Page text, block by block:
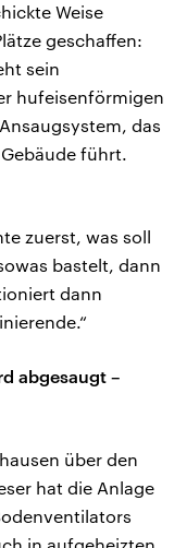
Weise
geschaffen:
sein
hufeisenförmigen
das
führt.
zuerst, was soll
bastelt, dann
dann
abgesaugt –
über den
hat die Anlage